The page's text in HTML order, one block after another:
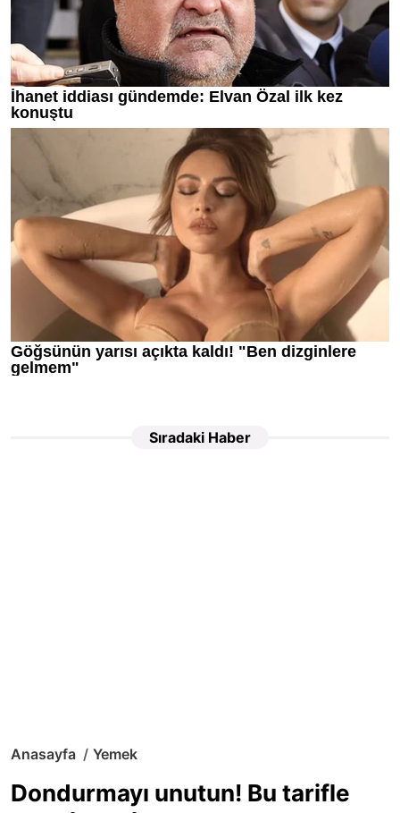
Sıradaki Haber
Anasayfa Yemek
Dondurmayı unutun! Bu tarifle